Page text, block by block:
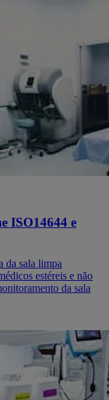
ISO14644 e
da sala limpa
estéreis e não
da sala